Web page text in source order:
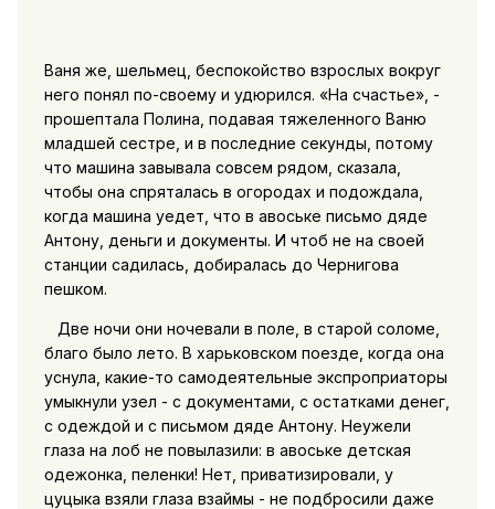
Ваня же, шельмец, беспокойство взрослых вокруг
него понял по-своему и удюрился. «На счастье», -
прошептала Полина, подавая тяжеленного Ваню
младшей сестре, и в последние секунды, потому
что машина завывала совсем рядом, сказала,
чтобы она спряталась в огородах и подождала,
когда машина уедет, что в авоське письмо дяде
Антону, деньги и документы. И чтоб не на своей
станции садилась, добиралась до Чернигова
пешком.
Две ночи они ночевали в поле, в старой соломе,
благо было лето. В харьковском поезде, когда она
уснула, какие-то самодеятельные экспроприаторы
умыкнули узел - с документами, с остатками денег,
с одеждой и с письмом дяде Антону. Неужели
глаза на лоб не повылазили: в авоське детская
одежонка, пеленки! Нет, приватизировали, у
цуцыка взяли глаза взаймы - не подбросили даже